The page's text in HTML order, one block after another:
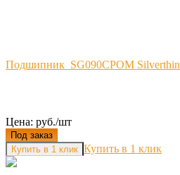
Подшипник SG090CPOM Silverthin
Цена: руб./шт
Под заказ
Купить в 1 клик